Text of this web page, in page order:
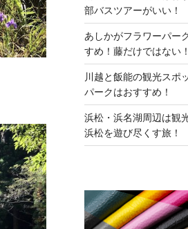
部バスツアーがいい！
あしかがフラワーパー
すめ！藤だけではない！
川越と飯能の観光スポ
パークはおすすめ！
浜松・浜名湖周辺は観
浜松を遊び尽くす旅！